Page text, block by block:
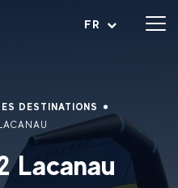
FR
Ouvrir le menu
DESTINATIONS
Lacanau